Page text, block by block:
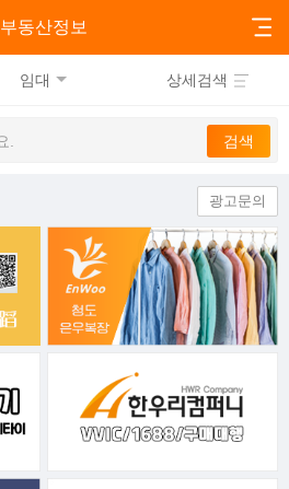
부동산정보
임대 상세검색
광고문의